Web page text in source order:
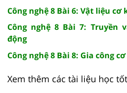
Công nghệ 8 Bài 6: Vật liệu cơ
Công nghệ 8 Bài 7: Truyền
động
Công nghệ 8 Bài 8: Gia công
Xem thêm các tài liệu học